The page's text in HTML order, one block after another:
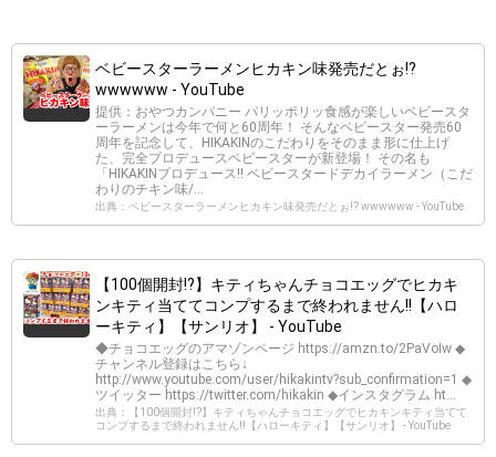
ベビースターラーメンヒカキン味発売だとぉ!?
wwwwww - YouTube
提供：おやつカンパニー パリッポリッ食感が楽しいベビースタ
ーラーメンは今年で何と60周年！ そんなベビースター発売60
周年を記念して、HIKAKINのこだわりをそのまま形に仕上げ
た、完全プロデュースベビースターが新登場！ その名も
「HIKAKINプロデュース!! ベビースタードデカイラーメン（こだ
わりのチキン味/...
出典：ベビースターラーメンヒカキン味発売だとぉ!? wwwwww - YouTube
【100個開封!?】キティちゃんチョコエッグでヒカキ
ンキティ当ててコンプするまで終われません!!【ハロ
ーキティ】【サンリオ】 - YouTube
◆チョコエッグのアマゾンページ https://amzn.to/2PaVoIw ◆
チャンネル登録はこちら↓
http://www.youtube.com/user/hikakintv?sub_confirmation=1 ◆
ツイッター https://twitter.com/hikakin ◆インスタグラム ht...
出典：【100個開封!?】キティちゃんチョコエッグでヒカキンキティ当てて
コンプするまで終われません!!【ハローキティ】【サンリオ】 - YouTube